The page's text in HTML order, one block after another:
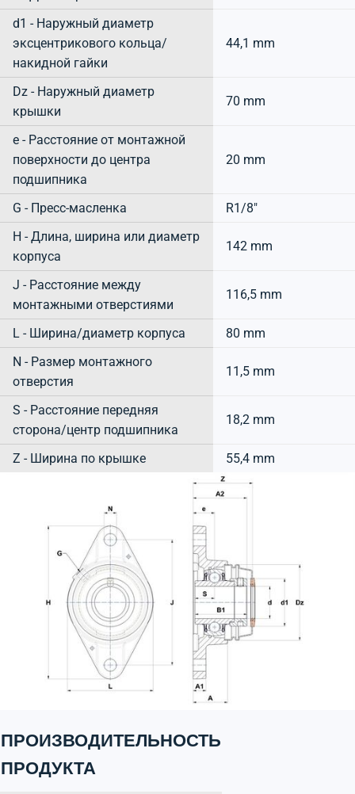
d1 - Наружный диаметр
эксцентрикового кольца/
накидной гайки
44,1 mm
Dz - Наружный диаметр
крышки
70 mm
e - Расстояние от монтажной
поверхности до центра
подшипника
20 mm
G - Пресс-масленка
R1/8"
H - Длина, ширина или диаметр
корпуса
142 mm
J - Расстояние между
монтажными отверстиями
116,5 mm
L - Ширина/диаметр корпуса
80 mm
N - Размер монтажного
отверстия
11,5 mm
S - Расстояние передняя
сторона/центр подшипника
18,2 mm
Z - Ширина по крышке 55,4 mm
ПРОИЗВОДИТЕЛЬНОСТЬ
ПРОДУКТА